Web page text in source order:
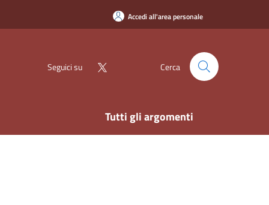
Accedi all'area personale
Seguici su Cerca
Tutti gli argomenti